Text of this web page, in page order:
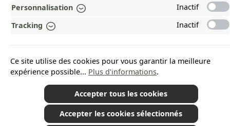
*Tous les prix incluent la TVA plus les frais d'expédition
et les éventuels frais de
livraison, sauf indication contraire.
© 2026 Plamundo GmbH - All Rights Reserved. Theme by
ThemeWare®
Personnalisation
Inactif
Tracking
Inactif
Ce site utilise des cookies pour vous garantir la meilleure
expérience possible... Plus d'informations.
Accepter tous les cookies
Accepter les cookies sélectionnés